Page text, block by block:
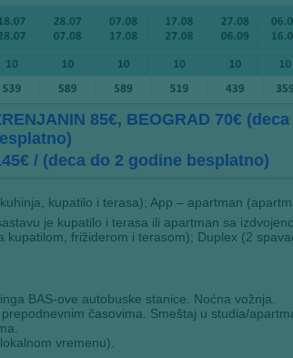
85€, BEOGRAD 70€
/ (deca do 2 godine besplatno)
kupatilo i terasa); App – apartman
je kupatilo i terasa ili apartman sa
frižiderom i terasom); Duplex (2
BAS-ove autobuske stanice. Noćna vožnja.
časovima. Smeštaj u studia/
vremenu).